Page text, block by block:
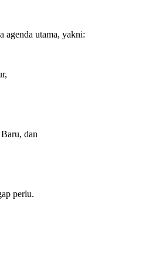
agenda utama, yakni:
dan
perlu.